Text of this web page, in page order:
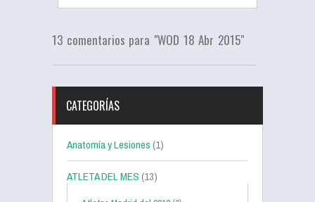
13 comentarios para "WOD 18 Abr 2015"
CATEGORÍAS
Anatomía y Lesiones(1)
ATLETA DEL MES(13)